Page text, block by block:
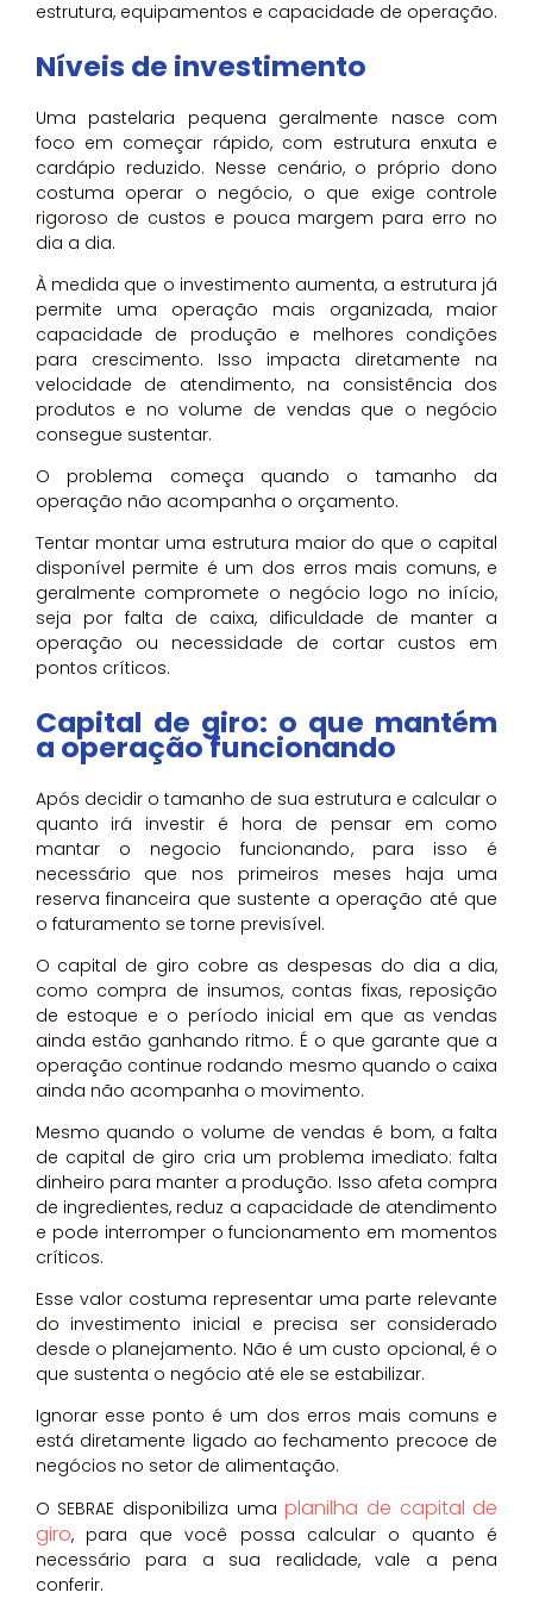
estrutura, equipamentos e capacidade de operação.
Níveis de investimento
Uma pastelaria pequena geralmente nasce com
foco em começar rápido, com estrutura enxuta e
cardápio reduzido. Nesse cenário, o próprio dono
costuma operar o negócio, o que exige controle
rigoroso de custos e pouca margem para erro no
dia a dia.
À medida que o investimento aumenta, a estrutura já
permite uma operação mais organizada, maior
capacidade de produção e melhores condições
para crescimento. Isso impacta diretamente na
velocidade de atendimento, na consistência dos
produtos e no volume de vendas que o negócio
consegue sustentar.
O problema começa quando o tamanho da
operação não acompanha o orçamento.
Tentar montar uma estrutura maior do que o capital
disponível permite é um dos erros mais comuns, e
geralmente compromete o negócio logo no início,
seja por falta de caixa, dificuldade de manter a
operação ou necessidade de cortar custos em
pontos críticos.
Capital de giro: o que mantém
a operação funcionando
Após decidir o tamanho de sua estrutura e calcular o
quanto irá investir é hora de pensar em como
mantar o negocio funcionando, para isso é
necessário que nos primeiros meses haja uma
reserva financeira que sustente a operação até que
o faturamento se torne previsível.
O capital de giro cobre as despesas do dia a dia,
como compra de insumos, contas fixas, reposição
de estoque e o período inicial em que as vendas
ainda estão ganhando ritmo. É o que garante que a
operação continue rodando mesmo quando o caixa
ainda não acompanha o movimento.
Mesmo quando o volume de vendas é bom, a falta
de capital de giro cria um problema imediato: falta
dinheiro para manter a produção. Isso afeta compra
de ingredientes, reduz a capacidade de atendimento
e pode interromper o funcionamento em momentos
críticos.
Esse valor costuma representar uma parte relevante
do investimento inicial e precisa ser considerado
desde o planejamento. Não é um custo opcional, é o
que sustenta o negócio até ele se estabilizar.
Ignorar esse ponto é um dos erros mais comuns e
está diretamente ligado ao fechamento precoce de
negócios no setor de alimentação.
O SEBRAE disponibiliza umaplanilha de capital de
giro, para que você possa calcular o quanto é
necessário para a sua realidade, vale a pena
conferir.